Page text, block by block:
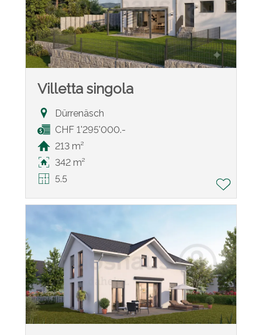
Villetta singola
Dürrenäsch
CHF 1'295'000.-
213 m²
342 m²
5.5